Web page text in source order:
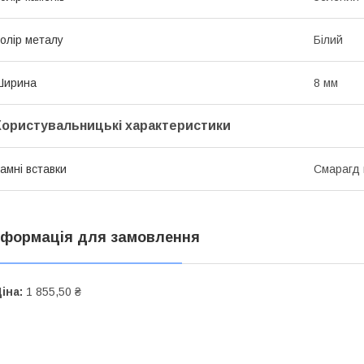
металу Білий
8 мм
характеристики
вставки Смарагд
для замовлення
1 855,50 ₴